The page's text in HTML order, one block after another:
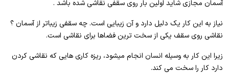
آسمان مجازی شاید اولین بار روی سقفی نقاشی شده باشد .
نیاز به این کار یک دلیل دارد و آن زیبایی است. چه سقفی زیباتر از آسمان ؟
نقاشی روی سقف یکی از سخت ترین فضاها برای نقاشی است.
زیرا این کار به وسیله انسان انجام میشود، ریزه کاری هایی که نقاشی کردن
دارد کار را سخت می کند.